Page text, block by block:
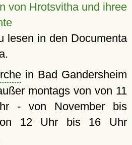
von Hrotsvitha und ihree
lesen in den Documenta
in Bad Gandersheim
montags von von 11
- von November bis
12 Uhr bis 16 Uhr